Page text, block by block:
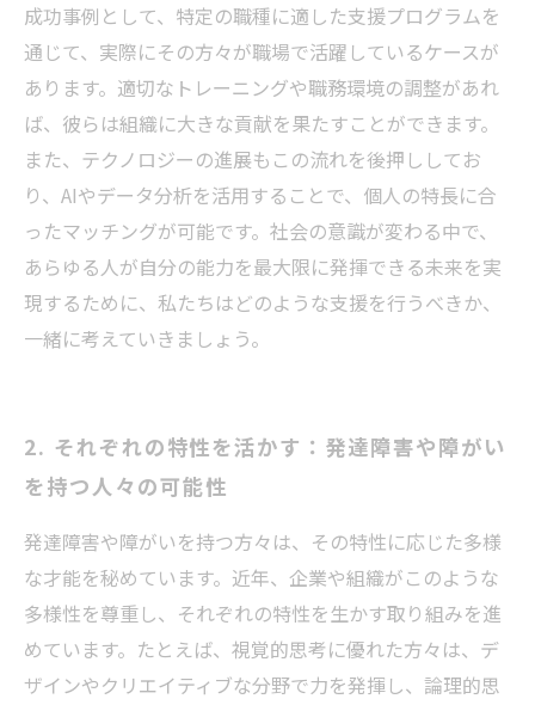
成功事例として、特定の職種に適した支援プログラムを
通じて、実際にその方々が職場で活躍しているケースが
あります。適切なトレーニングや職務環境の調整があれ
ば、彼らは組織に大きな貢献を果たすことができます。
また、テクノロジーの進展もこの流れを後押ししてお
り、AIやデータ分析を活用することで、個人の特長に合
ったマッチングが可能です。社会の意識が変わる中で、
あらゆる人が自分の能力を最大限に発揮できる未来を実
現するために、私たちはどのような支援を行うべきか、
一緒に考えていきましょう。
2. それぞれの特性を活かす：発達障害や障がい
を持つ人々の可能性
発達障害や障がいを持つ方々は、その特性に応じた多様
な才能を秘めています。近年、企業や組織がこのような
多様性を尊重し、それぞれの特性を生かす取り組みを進
めています。たとえば、視覚的思考に優れた方々は、デ
ザインやクリエイティブな分野で力を発揮し、論理的思